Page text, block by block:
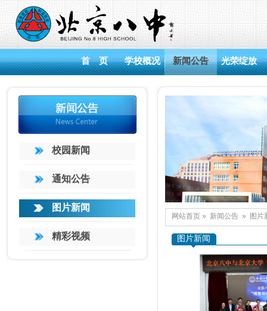
首 页 学校概况 新闻公告 光荣绽放
校园新闻
通知公告
图片新闻
精彩视频
网站首页 » 新闻公告 » 图片
图片新闻